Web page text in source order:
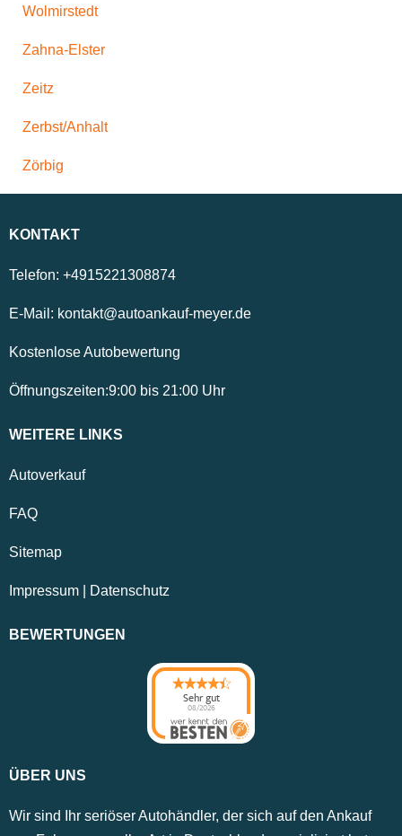
Wolmirstedt
Zahna-Elster
Zeitz
Zerbst/Anhalt
Zörbig
KONTAKT
Telefon: +4915221308874
E-Mail: kontakt@autoankauf-meyer.de
Kostenlose Autobewertung
Öffnungszeiten:9:00 bis 21:00 Uhr
WEITERE LINKS
Autoverkauf
FAQ
Sitemap
Impressum Datenschutz
BEWERTUNGEN
Sehr gut
08/2026
ÜBER UNS
Wir sind Ihr seriöser Autohändler, der sich auf den Ankauf